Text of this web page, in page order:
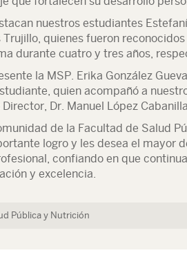
nuestros estudiantes
quienes fueron
durante cuatro y tres años,
la MSP. Erika González
quien acompañó a
Dr. Manuel López
de la Facultad de Salud
logro y les desea el mayor
confiando en que
y excelencia.
Pública y Nutrición